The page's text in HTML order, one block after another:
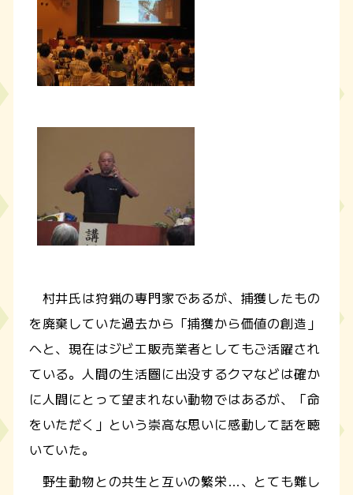
村井氏は狩猟の専門家であるが、捕獲したもの
を廃棄していた過去から「捕獲から価値の創造」
へと、現在はジビエ販売業者としてもご活躍され
ている。人間の生活圏に出没するクマなどは確か
に人間にとって望まれない動物ではあるが、「命
をいただく」という崇高な思いに感動して話を聴
いていた。
野生動物との共生と互いの繁栄…、とても難し